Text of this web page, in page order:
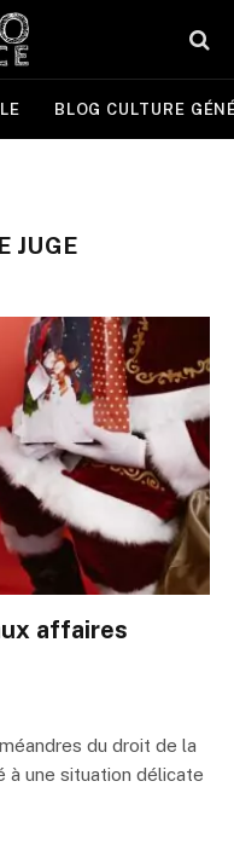
BLOG CULTURE
JUGE
affaires
du droit de la
à une situation délicate